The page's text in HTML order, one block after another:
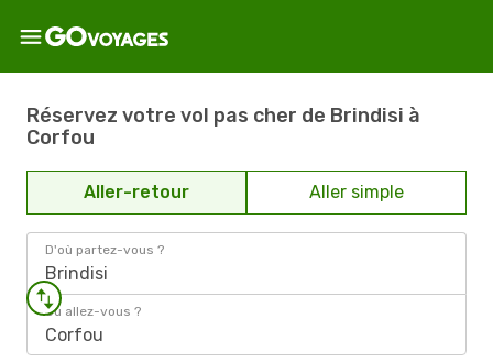
Réservez votre vol pas cher de Brindisi à
Corfou
Aller-retour Aller simple
D'où partez-vous ?
Brindisi
Où allez-vous ?
Corfou